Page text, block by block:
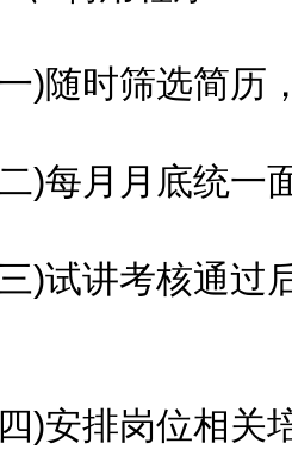
时筛选简历
月月底统一面
讲考核通过后
排岗位相关